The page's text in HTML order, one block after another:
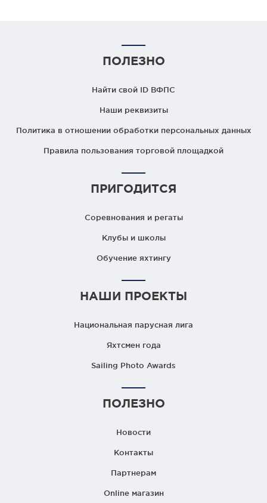
ПОЛЕЗНО
Найти свой ID ВФПС
Наши реквизиты
Политика в отношении обработки персональных данных
Правила пользования торговой площадкой
ПРИГОДИТСЯ
Соревнования и регаты
Клубы и школы
Обучение яхтингу
НАШИ ПРОЕКТЫ
Национальная парусная лига
Яхтсмен года
Sailing Photo Awards
ПОЛЕЗНО
Новости
Контакты
Партнерам
Online магазин